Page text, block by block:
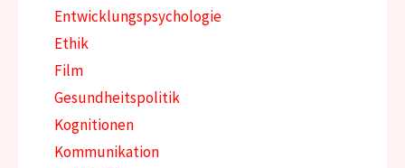
Entwicklungspsychologie
Ethik
Film
Gesundheitspolitik
Kognitionen
Kommunikation